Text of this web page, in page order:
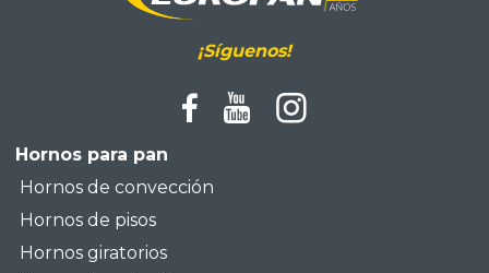
¡Síguenos!
Hornos para pan
Hornos de convección
Hornos de pisos
Hornos giratorios